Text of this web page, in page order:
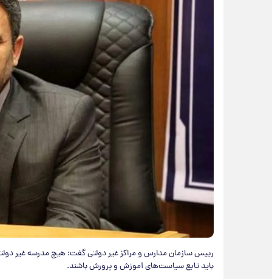
رییس سازمان مدارس و مراکز غیر دولتی گفت: هیچ مدرسه غیر
باید تابع سیاست‌های آموزش و پرورش باشند.